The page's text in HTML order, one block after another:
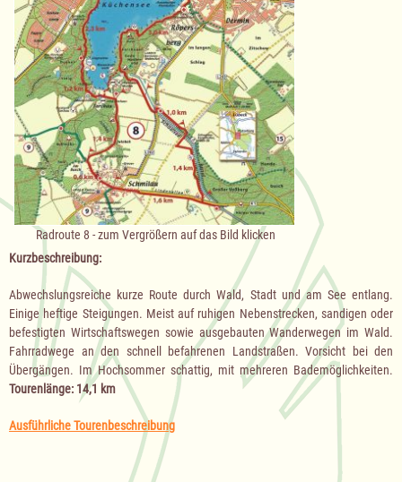
Radroute 8 - zum Vergrößern auf das Bild klicken
Kurzbeschreibung:
Abwechslungsreiche kurze Route durch Wald, Stadt und am See entlang.
Einige heftige Steigungen. Meist auf ruhigen Nebenstrecken, sandigen oder
befestigten Wirtschaftswegen sowie ausgebauten Wanderwegen im Wald.
Fahrradwege an den schnell befahrenen Landstraßen. Vorsicht bei den
Übergängen. Im Hochsommer schattig, mit mehreren Bademöglichkeiten.
Tourenlänge: 14,1 km
Ausführliche Tourenbeschreibung